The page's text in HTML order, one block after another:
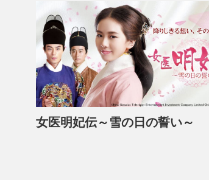
女医明妃伝～雪の日の誓い～